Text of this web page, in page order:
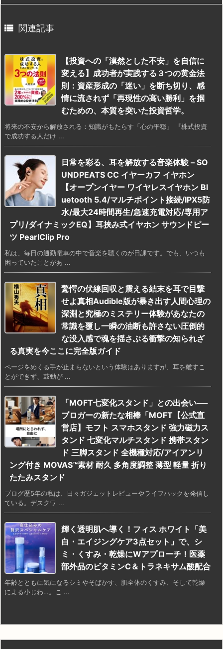
 関連記事
【投資への「漠然とした不安」を自信に
変える】成功者が実践する３つの黄金法
則：資産形成の「迷い」を断ち切り、感
情に流されず「再現性の高い勝利」を掴
むための、本質を突いた投資哲学。
将来の不安から解放される：知識がもたらす「心の平穏」 『株式投資
で成功する人だけ ...
日常を彩る、耳を解放する音楽体験 – SO
UNDPEATS CC イヤーカフ イヤホン
【オープンイヤー ワイヤレスイヤホン Bl
uetooth 5.4/マルチポイント接続/IPX5防
水/最大24時間再生/急速充電対応/専用ア
プリ/ダイナミックEQ】耳挟み式イヤホン サウンドピー
ツ PearlClip Pro
私は、毎日の通勤電車の中で音楽を聴くのが日課です。でも、いつも
困っていたことがあ ...
驚愕の伏線回収と震える結末を耳で目撃
せよ真相Audible版が暴き出す人間心理の
深淵と究極のミステリー体験があなたの
常識を覆し一瞬の油断も許さない圧倒的
な没入感で魂を揺さぶる衝撃の知られざ
る真実を今ここに完全版ガイド
ページをめくる手が止まらないという体験はありますが、耳を離すこ
とができず、鼓動が ...
「MOFT七変化スタンド」との出会い──
ブロガーの新たな相棒「MOFT【公式直
営店】モフト スマホスタンド 強力磁力ス
タンド 七変化マルチスタンド 携帯スタン
ド 三脚スタンド 全機種対応/アイアンリ
ング付き MOVAS™素材 耐久 多角度調整 薄型 軽量 折り
たたみスタンド
ブログ歴5年の私は、日々ガジェットレビューやライフハックを発信し
ている。デスクワ ...
輝く透明肌へ導く！フィス ホワイト「美
白・エイジングケア3点セット」で、シ
ミ・くすみ・乾燥にWアプローチ！医薬
部外品のビタミンC＆トラネキサム酸配合
年齢とともに気になるシミやそばかす、肌全体のくすみ、そして乾燥
による小じわ…。こ ...